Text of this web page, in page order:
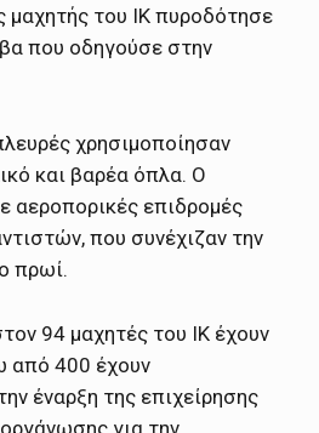
μαχητής του ΙΚ πυροδότησε
που οδηγούσε στην
χρησιμοποίησαν
και βαρέα όπλα. Ο
αεροπορικές επιδρομές
που συνέχιζαν την
πρωί.
94 μαχητές του ΙΚ έχουν
από 400 έχουν
έναρξη της επιχείρησης